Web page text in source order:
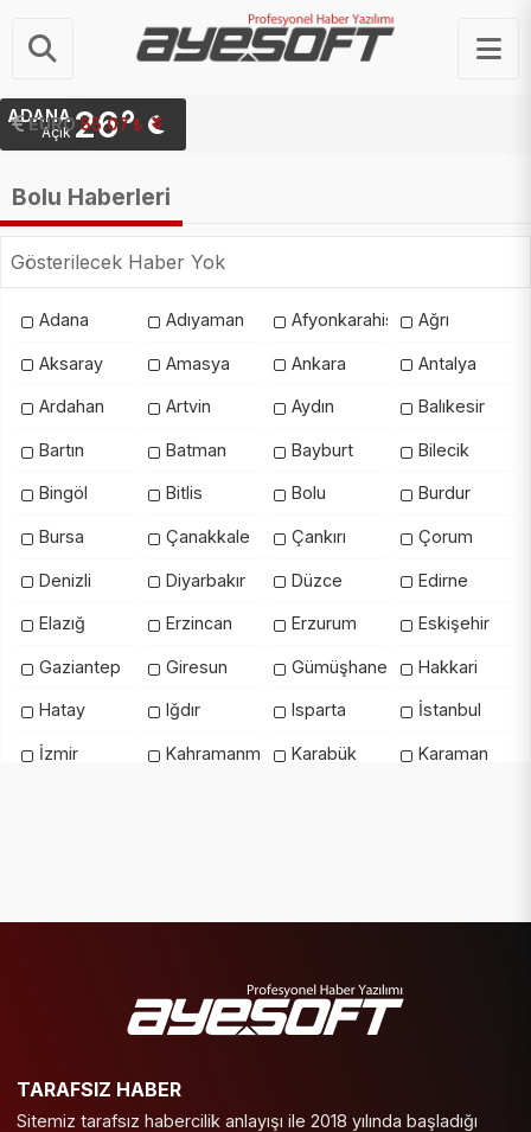
EURO 55.07 ₺
ADANA
Açık26°
Bolu Haberleri
Gösterilecek Haber Yok
Adana Adıyaman Afyonkarahisar Ağrı
Aksaray Amasya Ankara Antalya
Ardahan Artvin Aydın Balıkesir
Bartın Batman Bayburt Bilecik
Bingöl Bitlis Bolu Burdur
Bursa Çanakkale Çankırı Çorum
Denizli Diyarbakır Düzce Edirne
Elazığ Erzincan Erzurum Eskişehir
Gaziantep Giresun Gümüşhane Hakkari
Hatay Iğdır Isparta İstanbul
İzmir KahramanmaraşKarabük Karaman
Mardin Mersin Muğla Muş
Sakarya Samsun
Tekirdağ Tokat
TARAFSIZ HABER
Sitemiz tarafsız habercilik anlayışı ile 2018 yılında başladığı